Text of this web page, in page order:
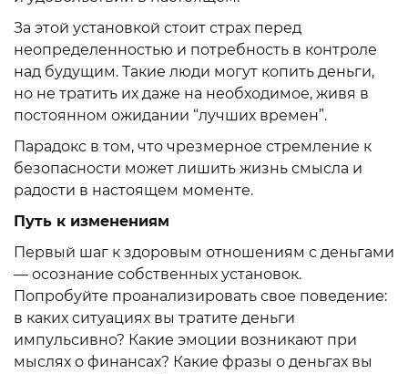
За этой установкой стоит страх перед
неопределенностью и потребность в контроле
над будущим. Такие люди могут копить деньги,
но не тратить их даже на необходимое, живя в
постоянном ожидании “лучших времен”.
Парадокс в том, что чрезмерное стремление к
безопасности может лишить жизнь смысла и
радости в настоящем моменте.
Путь к изменениям
Первый шаг к здоровым отношениям с деньгами
— осознание собственных установок.
Попробуйте проанализировать свое поведение:
в каких ситуациях вы тратите деньги
импульсивно? Какие эмоции возникают при
мыслях о финансах? Какие фразы о деньгах вы